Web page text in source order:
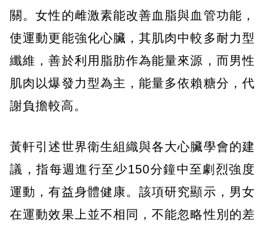
關。女性的雌激素能改善血脂與血管功能，
使運動更能強化心臟，其肌肉中較多耐力型
纖維，善於利用脂肪作為能量來源，而男性
肌肉以爆發力型為主，能量多依賴糖分，代
謝負擔較高。
黃軒引述世界衛生組織與各大心臟學會的建
議，指每週進行至少150分鐘中至劇烈強度
運動，有益身體健康。該項研究顯示，男女
在運動效果上並不相同，不能忽略性別的差